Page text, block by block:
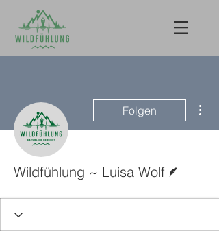
Folgen
Wildfühlung ~ Luisa Wolf